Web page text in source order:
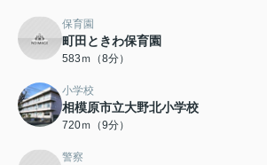
保育園
町田ときわ保育園
583ｍ（8分）
小学校
相模原市立大野北小学校
720ｍ（9分）
警察